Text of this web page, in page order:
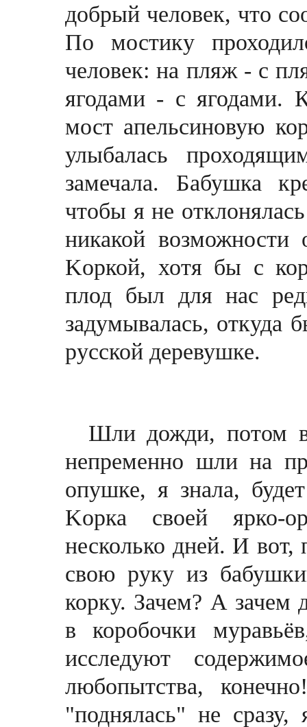
добрый человек, что
По мостику
человек: на пляж - с
ягодами - с ягодами.
мост апельсиновую
улыбалась
замечала. Бабушка
чтобы я не
никакой возможности
Kоркой, хотя бы с
плод был для нас
задумывалась, откуда
русской деревушке.
Шли дожди, потом
непременно шли на
опушке, я знала,
Kорка своей ярко-
несколько дней. И вот,
свою руку из
корку. Зачем? А зачем
в коробочки
исследуют
любопытства,
"поднялась" не